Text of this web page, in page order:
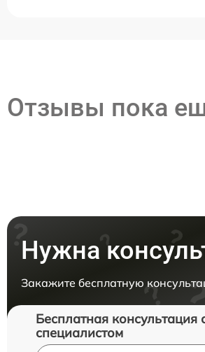
Отзывы пока
Нужна
Закажите бесплатную
Бесплатная консультация
специалистом